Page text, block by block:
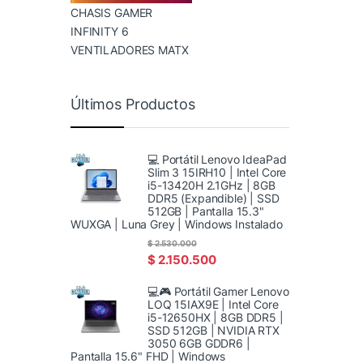
CHASIS GAMER
INFINITY 6
VENTILADORES MATX
Últimos Productos
💻 Portátil Lenovo IdeaPad
Slim 3 15IRH10 | Intel Core
i5-13420H 2.1GHz | 8GB
DDR5 (Expandible) | SSD
512GB | Pantalla 15.3"
WUXGA | Luna Grey | Windows Instalado
$2.150.500
$2.530.000
💻🎮 Portátil Gamer Lenovo
LOQ 15IAX9E | Intel Core
i5-12650HX | 8GB DDR5 |
SSD 512GB | NVIDIA RTX
3050 6GB GDDR6 |
Pantalla 15.6" FHD | Windows